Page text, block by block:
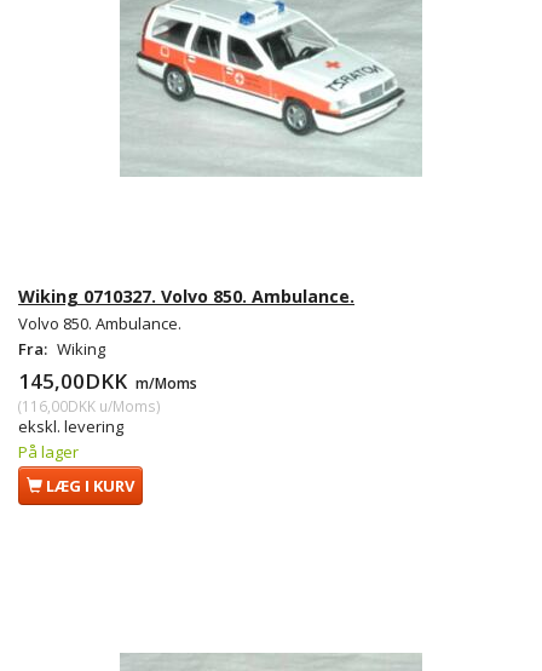
Wiking 0710327. Volvo 850. Ambulance.
Volvo 850. Ambulance.
Fra: Wiking
145,00DKK m/Moms
(116,00DKK u/Moms)
ekskl. levering
På lager
LÆG I KURV